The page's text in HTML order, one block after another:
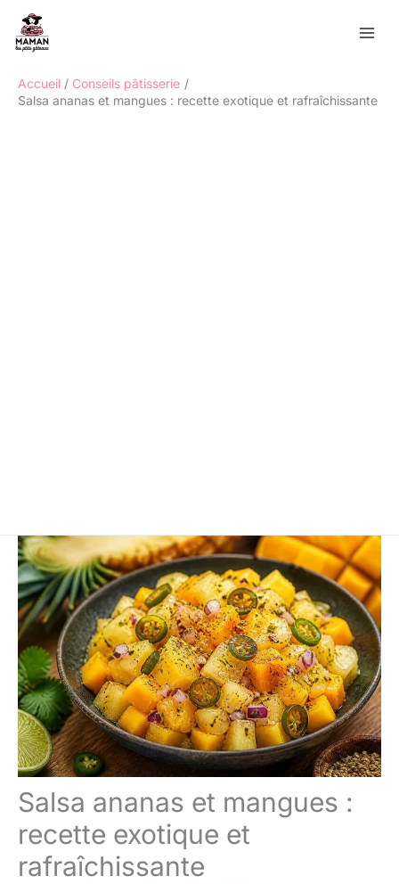
contenu
Accueil
Conseils pâtisserie
Salsa ananas et mangues : recette exotique et rafraîchissante
Salsa ananas et mangues :
recette exotique et
rafraîchissante
Rechercher